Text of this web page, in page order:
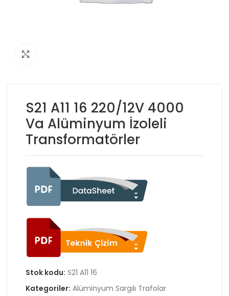
S21 A11 16 220/12V 4000
Va Alüminyum İzoleli
Transformatörler
Stok kodu: S21 A11 16
Kategoriler: Alüminyum Sargılı Trafolar